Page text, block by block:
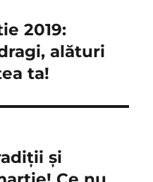
2019:
alături
ta!
și